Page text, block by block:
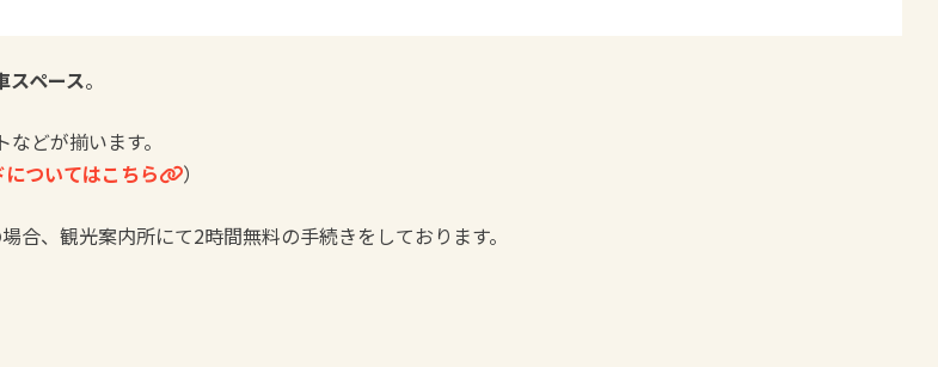
スペース。
どが揃います。
ついてはこちら ）
、観光案内所にて2時間無料の手続きをしております。